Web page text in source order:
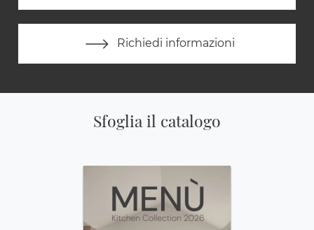
Richiedi informazioni
Sfoglia il catalogo